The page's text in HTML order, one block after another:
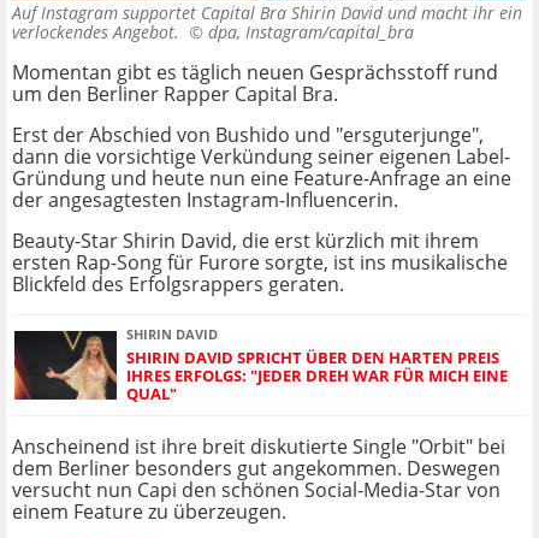
Auf Instagram supportet Capital Bra Shirin David und macht ihr ein
verlockendes Angebot. © dpa, Instagram/capital_bra
Momentan gibt es täglich neuen Gesprächsstoff rund
um den Berliner Rapper Capital Bra.
Erst der Abschied von Bushido und "ersguterjunge",
dann die vorsichtige Verkündung seiner eigenen Label-
Gründung und heute nun eine Feature-Anfrage an eine
der angesagtesten Instagram-Influencerin.
Beauty-Star Shirin David, die erst kürzlich mit ihrem
ersten Rap-Song für Furore sorgte, ist ins musikalische
Blickfeld des Erfolgsrappers geraten.
SHIRIN DAVID
SHIRIN DAVID SPRICHT ÜBER DEN HARTEN PREIS
IHRES ERFOLGS: "JEDER DREH WAR FÜR MICH EINE
QUAL"
Anscheinend ist ihre breit diskutierte Single "Orbit" bei
dem Berliner besonders gut angekommen. Deswegen
versucht nun Capi den schönen Social-Media-Star von
einem Feature zu überzeugen.